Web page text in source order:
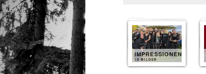
IMPRESSIONEN
10 BILDER